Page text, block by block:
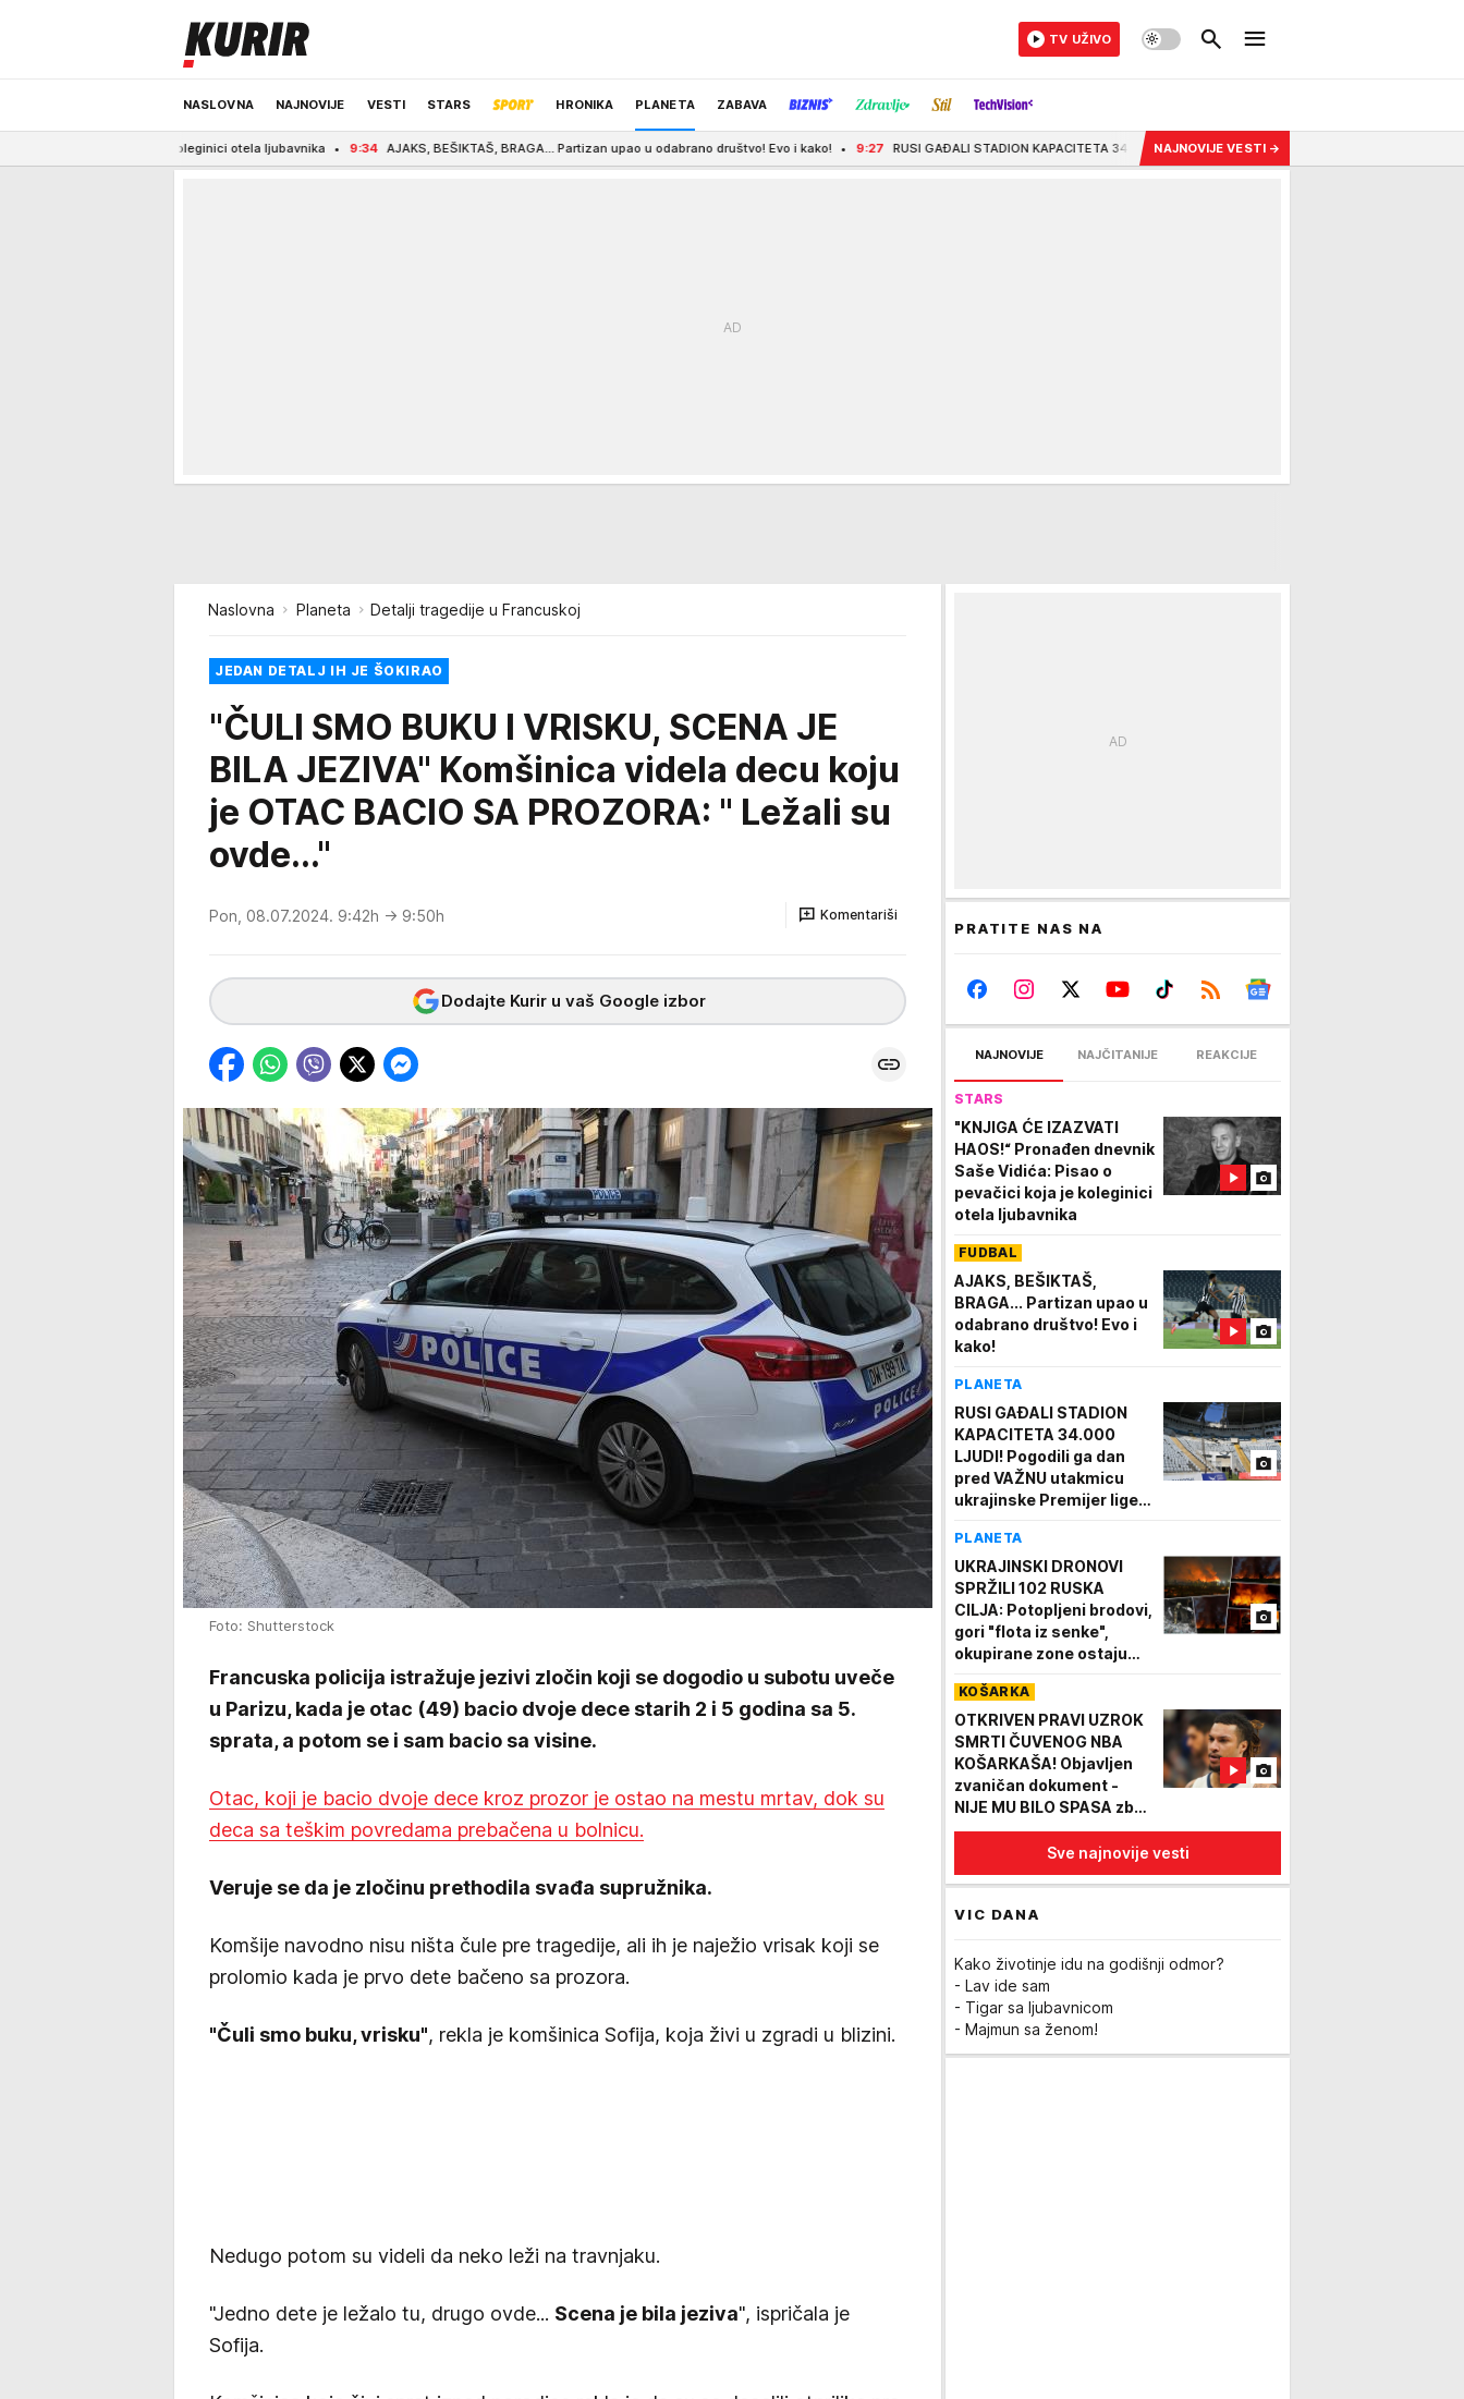
NASLOVNA NAJNOVIJE VESTI STARS HRONIKA PLANETA ZABAVA
ODRŽIVA BUDUĆNOST REGION NEWS IZBOR UREDNIKA
TV UŽIVO
koja je koleginici otela ljubavnika 9:34 AJAKS, BEŠIKTAŠ, BRAGA... Partizan upao u odabrano društvo! Evo i kako! 9:27 RUSI GAĐALI STADION KAPACITETA 34.000 LJUDI! Pogodili ga dan pred VAŽNU utakmicu ukrajinske Premijer
NAJNOVIJE VESTI →
Naslovna Planeta Detalji tragedije u Francuskoj
JEDAN DETALJ IH JE ŠOKIRAO
"ČULI SMO BUKU I VRISKU, SCENA JE
BILA JEZIVA" Komšinica videla decu koju
je OTAC BACIO SA PROZORA: " Ležali su
ovde..."
Pon, 08.07.2024. 9:42h → 9:50h Komentariši
Dodajte Kurir u vaš Google izbor
Foto: Shutterstock
Francuska policija istražuje jezivi zločin koji se dogodio u subotu uveče
u Parizu, kada je otac (49) bacio dvoje dece starih 2 i 5 godina sa 5.
sprata, a potom se i sam bacio sa visine.
Otac, koji je bacio dvoje dece kroz prozor je ostao na mestu mrtav, dok su
deca sa teškim povredama prebačena u bolnicu.
Veruje se da je zločinu prethodila svađa supružnika.
Komšije navodno nisu ništa čule pre tragedije, ali ih je naježio vrisak koji se
prolomio kada je prvo dete bačeno sa prozora.
"Čuli smo buku, vrisku", rekla je komšinica Sofija, koja živi u zgradi u blizini.
Nedugo potom su videli da neko leži na travnjaku.
"Jedno dete je ležalo tu, drugo ovde... Scena je bila jeziva", ispričala je
Sofija.
PRATITE NAS NA
NAJNOVIJE NAJČITANIJE REAKCIJE
STARS
"KNJIGA ĆE IZAZVATI
HAOS!“ Pronađen dnevnik
Saše Vidića: Pisao o
pevačici koja je koleginici
otela ljubavnika
FUDBAL
AJAKS, BEŠIKTAŠ,
BRAGA... Partizan upao u
odabrano društvo! Evo i
kako!
PLANETA
RUSI GAĐALI STADION
KAPACITETA 34.000
LJUDI! Pogodili ga dan
pred VAŽNU utakmicu
ukrajinske Premijer lige!
krhotine na terenu
(FOTO/VIDEO)
PLANETA
UKRAJINSKI DRONOVI
SPRŽILI 102 RUSKA
CILJA: Potopljeni brodovi,
gori "flota iz senke",
okupirane zone ostaju
FSB-a!
KOŠARKA
OTKRIVEN PRAVI UZROK
SMRTI ČUVENOG NBA
KOŠARKAŠA! Objavljen
zvaničan dokument -
NIJE MU BILO SPASA zbog
ovoga!
Sve najnovije vesti
VIC DANA
Kako životinje idu na godišnji odmor?
- Lav ide sam
- Tigar sa ljubavnicom
- Majmun sa ženom!